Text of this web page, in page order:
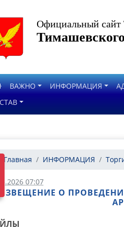
Официальный сайт
ВАЖНО ИНФОРМАЦИЯ
Главная ИНФОРМАЦИЯ
07:07
ИЗВЕЩЕНИЕ О